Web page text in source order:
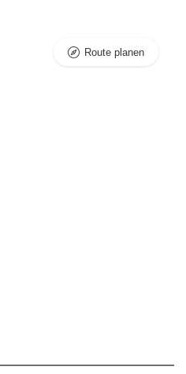
Route planen